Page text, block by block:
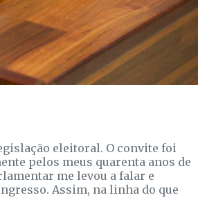
eleitoral. O convite foi
pelos meus quarenta anos de
me levou a falar e
Assim, na linha do que